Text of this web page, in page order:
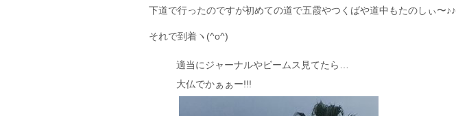
下道で行ったのですが初めての道で五霞やつくばや道中もたのしぃ〜♪♪
それで到着ヽ(^o^)
適当にジャーナルやビームス見てたら…
大仏でかぁぁー!!!